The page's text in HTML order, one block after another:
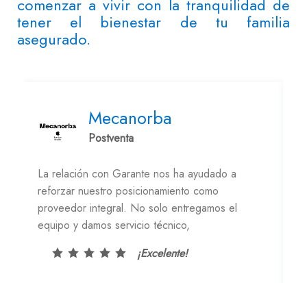
comenzar a vivir con la tranquilidad de
tener el bienestar de tu familia
asegurado.
Mecanorba
Postventa
La relación con Garante nos ha ayudado a
reforzar nuestro posicionamiento como
proveedor integral. No solo entregamos el
equipo y damos servicio técnico,
¡Excelente!